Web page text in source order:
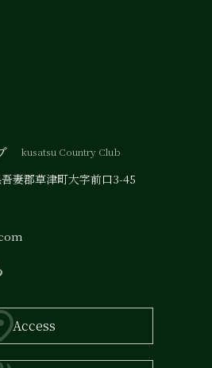
kusatsu Country Club
妻郡草津町大字前口3-45
Access